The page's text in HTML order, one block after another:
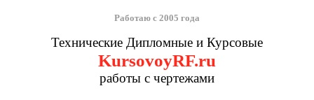
Работаю с 2005 года
Технические Дипломные и Курсовые
KursovoyRF.ru
работы с чертежами